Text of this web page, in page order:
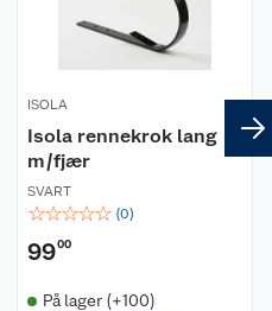
ISOLA
Isola rennekrok lang
m/fjær
SVART
☆☆☆☆☆ (0)
9900
På lager (+100)